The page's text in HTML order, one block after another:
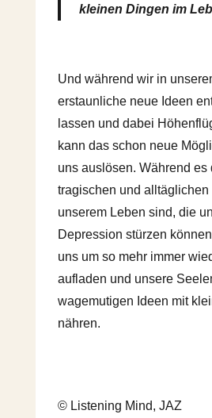
kleinen Dingen im
Und während wir in
erstaunliche neue Ideen
lassen und dabei
kann das schon neue
uns auslösen. Während es
tragischen und alltäglichen
unserem Leben sind, die
Depression stürzen
uns um so mehr immer
aufladen und unsere
wagemutigen Ideen mit
nähren.
© Listening Mind, JAZ